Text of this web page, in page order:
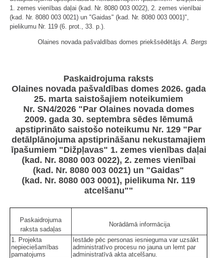
1. zemes vienības daļai (kad. Nr. 8080 003 0022), 2. zemes vienībai
(kad. Nr. 8080 003 0021) un "Gaidas" (kad. Nr. 8080 003 0001)",
pielikumu Nr. 119 (6. prot., 33. p.).
Olaines novada pašvaldības domes priekšsēdētājsA. Bergs
Paskaidrojuma raksts
Olaines novada pašvaldības domes 2026. gada
25. marta saistošajiem noteikumiem
Nr. SN4/2026 "Par Olaines novada domes
2009. gada 30. septembra sēdes lēmumā
apstiprināto saistošo noteikumu Nr. 129 "Par
detālplānojuma apstiprināšanu nekustamajiem
īpašumiem "Dižpļavas" 1. zemes vienības daļai
(kad. Nr. 8080 003 0022), 2. zemes vienībai
(kad. Nr. 8080 003 0021) un "Gaidas"
(kad. Nr. 8080 003 0001), pielikuma Nr. 119
atcelšanu""
Paskaidrojuma
raksta sadaļas
Norādāmā informācija
1. Projekta
nepieciešamības
pamatojums
Iestāde pēc personas iesnieguma var uzsākt
administratīvo procesu no jauna un lemt par
administratīvā akta atcelšanu.